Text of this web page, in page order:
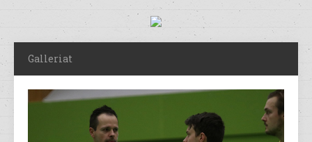
Galleriat